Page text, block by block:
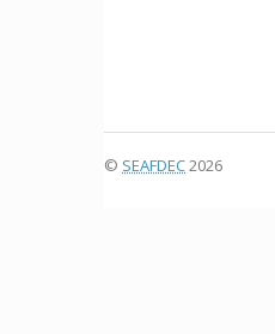
© SEAFDEC2026